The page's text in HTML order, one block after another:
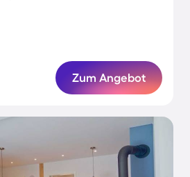
Zum Angebot